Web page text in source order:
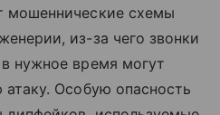
мошеннические схемы
из-за чего звонки
нужное время могут
атаку. Особую опасность